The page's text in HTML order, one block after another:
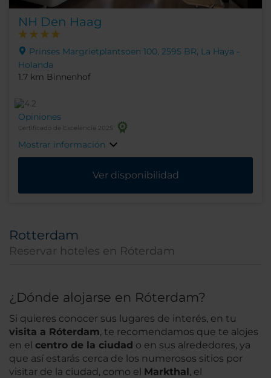
NH Den Haag
Prinses Margrietplantsoen 100, 2595 BR, La Haya -
Holanda
1.7 km Binnenhof
Opiniones
Certificado de Excelencia 2025
Mostrar información
Ver disponibilidad
Rotterdam
Reservar hoteles en Róterdam
¿Dónde alojarse en Róterdam?
Si quieres conocer sus lugares de interés, en tu
visita a Róterdam, te recomendamos que te alojes
en el centro de la ciudad o en sus alrededores, ya
que así estarás cerca de los numerosos sitios por
visitar de la ciudad, como el Markthal, el